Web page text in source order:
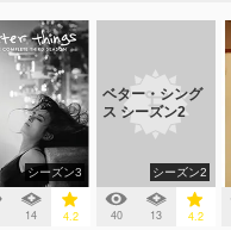
シーズン3
14 4.2
ベター・シング
ス シーズン2
シーズン2
40 13 4.2